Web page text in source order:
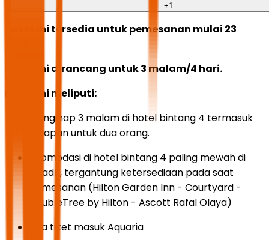
+1
Paket ini tersedia untuk pemesanan mulai 23
Paket ini dirancang untuk 3 malam/4 hari.
Paket ini meliputi:
Menginap 3 malam di hotel bintang 4 termasuk
sarapan untuk dua orang.
Akomodasi di hotel bintang 4 paling mewah di
Riyadh, tergantung ketersediaan pada saat
pemesanan (Hilton Garden Inn - Courtyard -
DoubleTree by Hilton - Ascott Rafal Olaya)
Dua tiket masuk Aquaria